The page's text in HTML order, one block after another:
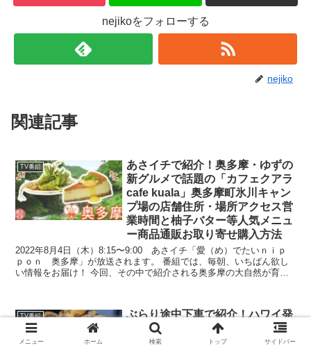
nejikoをフォローする
nejiko
関連記事
TV番組
あさイチで紹介！奥多摩・ゆずの
新グルメで話題の「カフェクアラ
cafe kuala」奥多摩町氷川キャン
プ場の店舗住所・場所アクセス営
業時間と柚子バター等人気メニュ
ー商品通販お取り寄せ購入方法
2022年8月4日（木）8:15〜9:00 あさイチ「愛（め）でたいｎｉｐ
ｐｏｎ 奥多摩」が放送されます。 番組では、毎朝、いちばん欲し
い情報をお届け！ 今回、その中で紹介される奥多摩の大自然が育む
TV番組
ぶらり途中下車で紹介！ハワイ発
パイナップルジュースで煮た豚肉
入りクレープで話題！自由が丘ク
メニュー ホーム 検索 トップ サイドバー